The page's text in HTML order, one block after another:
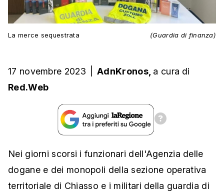
La merce sequestrata (Guardia di finanza)
17 novembre 2023 AdnKronos, a cura di
Red.Web
Nei giorni scorsi i funzionari dell'Agenzia delle
dogane e dei monopoli della sezione operativa
territoriale di Chiasso e i militari della guardia di